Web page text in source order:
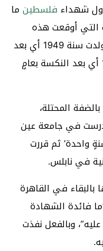
أول شهداء فلسطين ما
الصدفة التي أوقعت هذه
الفتاة بين دفتي النكبة والنكسة حيث ولدت سنة 1949 أي بعد
النكبة بعام واحد واستشهدت عام 1968 أي بعد النكسة بعامٍ
المحتلة،
درست في جامعة عين
واحدة’ ثم قررت
في نابلس.
في القاهرة
فائدة الشهادة
وبالفعل نفذت